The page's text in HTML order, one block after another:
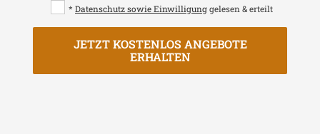
* Datenschutz sowie Einwilligung gelesen & erteilt
JETZT KOSTENLOS ANGEBOTE
ERHALTEN